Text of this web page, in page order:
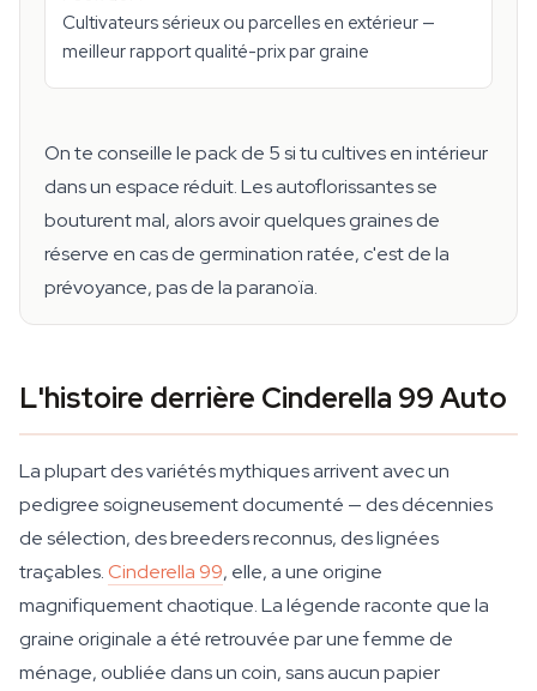
Cultivateurs sérieux ou parcelles en extérieur —
meilleur rapport qualité-prix par graine
On te conseille le pack de 5 si tu cultives en intérieur
dans un espace réduit. Les autoflorissantes se
bouturent mal, alors avoir quelques graines de
réserve en cas de germination ratée, c'est de la
prévoyance, pas de la paranoïa.
L'histoire derrière Cinderella 99 Auto
La plupart des variétés mythiques arrivent avec un
pedigree soigneusement documenté — des décennies
de sélection, des breeders reconnus, des lignées
traçables.Cinderella 99, elle, a une origine
magnifiquement chaotique. La légende raconte que la
graine originale a été retrouvée par une femme de
ménage, oubliée dans un coin, sans aucun papier